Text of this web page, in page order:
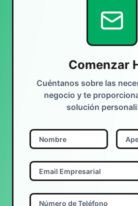
Comenzar
Cuéntanos sobre las
negocio y te
solución